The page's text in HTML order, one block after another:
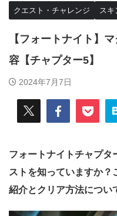
クエスト・チャレンジ スキ
【フォートナイト】
容【チャプター5】
2024年7月7日
フォートナイトチャプタ
ストを知っていますか？
紹介とクリア方法につい